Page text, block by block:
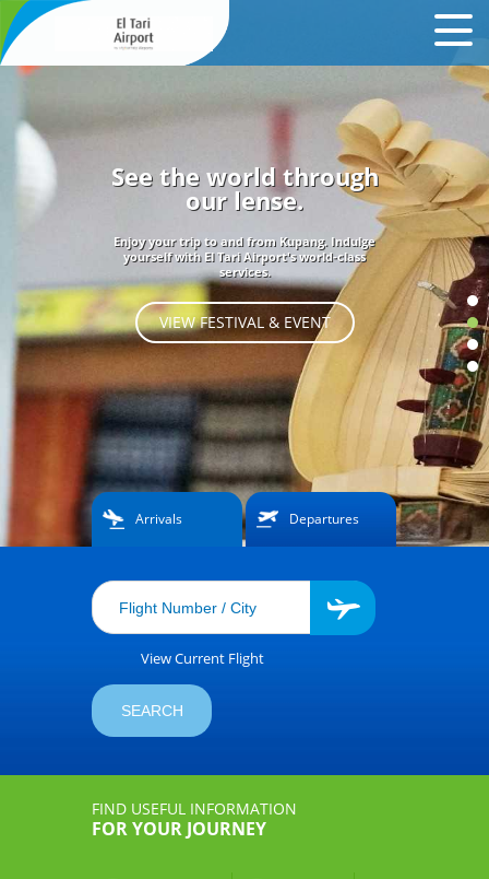
See the world through
our lense.
Enjoy your trip to and from Kupang. Indulge
yourself with El Tari Airport's world-class
services.
VIEW FESTIVAL & EVENT
Arrivals Departures
View Current Flight
FIND USEFUL INFORMATION
FOR YOUR JOURNEY